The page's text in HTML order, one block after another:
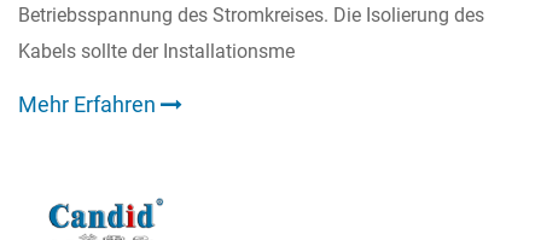
Betriebsspannung des Stromkreises. Die Isolierung des
Kabels sollte der Installationsme
Mehr Erfahren